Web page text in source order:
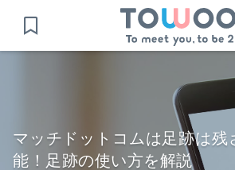
マッチドットコムは足跡は残
能！足跡の使い方を解説